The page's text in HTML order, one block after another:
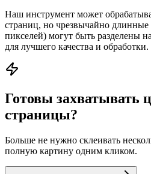
Наш инструмент может
страниц, но чрезвычайно
пикселей) могут быть разделены
для лучшего качества и обработки.
Готовы захватывать
страницы?
Больше не нужно склеивать
полную картину одним кликом.